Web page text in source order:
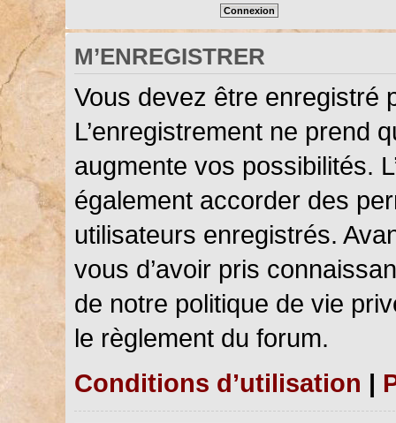
M’ENREGISTRER
Vous devez être enregistré
L’enregistrement ne prend
augmente vos possibilités.
également accorder des
utilisateurs enregistrés.
vous d’avoir pris
de notre politique de vie
le règlement du forum.
Conditions d’utilisation |